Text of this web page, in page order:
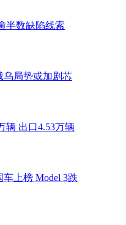
半数缺陷线索
乌局势或加剧芯
辆 出口4.53万辆
上榜 Model 3跌